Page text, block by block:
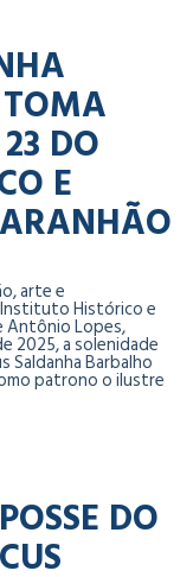
DO
E
arte e
Histórico e
Antônio Lopes,
2025, a solenidade
Barbalho
patrono o ilustre
DO